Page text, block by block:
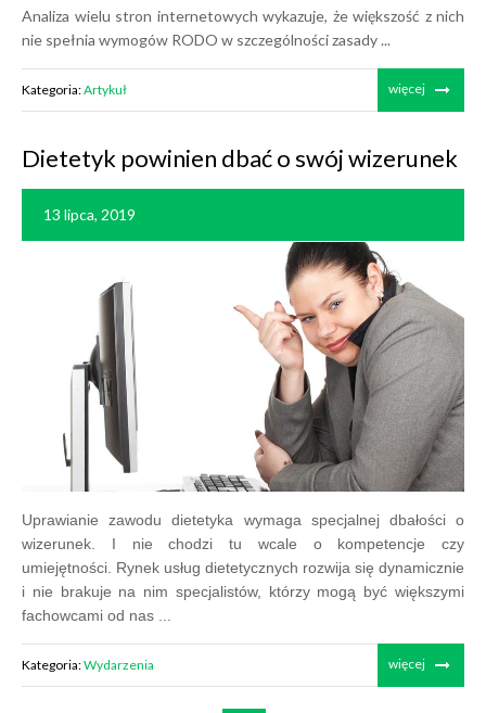
Analiza wielu stron internetowych wykazuje, że większość z nich
nie spełnia wymogów RODO w szczególności zasady ...
Kategoria:Artykuł więcej
Dietetyk powinien dbać o swój wizerunek
13 lipca, 2019
Uprawianie zawodu dietetyka wymaga specjalnej dbałości o
wizerunek. I nie chodzi tu wcale o kompetencje czy
umiejętności. Rynek usług dietetycznych rozwija się dynamicznie
i nie brakuje na nim specjalistów, którzy mogą być większymi
fachowcami od nas ...
Kategoria:Wydarzenia więcej